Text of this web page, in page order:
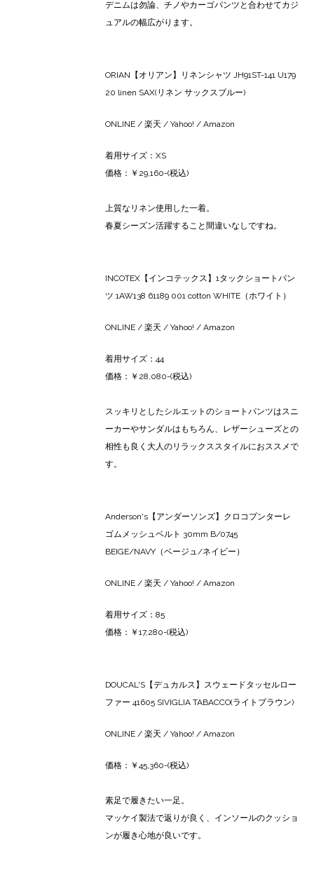
デニムは勿論、チノやカーゴパンツと合わせてカジ
ュアルの幅広がります。
ORIAN【オリアン】リネンシャツ JH91ST-141 U179
20 linen SAX(リネン サックスブルー)
ONLINE/ 楽天 / Yahoo! / Amazon
着用サイズ：XS
価格：￥29,160-(税込)
上質なリネン使用した一着。
春夏シーズン活躍すること間違いなしですね。
INCOTEX【インコテックス】1タックショートパン
ツ 1AW138 61189 001 cotton WHITE（ホワイト）
ONLINE/ 楽天 / Yahoo! / Amazon
着用サイズ：44
価格：￥28,080-(税込)
スッキリとしたシルエットのショートパンツはスニ
ーカーやサンダルはもちろん、レザーシューズとの
相性も良く大人のリラックススタイルにおススメで
す。
Anderson's【アンダーソンズ】クロコプンターレ
ゴムメッシュベルト 30mm B/0745
BEIGE/NAVY（ベージュ/ネイビー）
ONLINE/ 楽天 / Yahoo! / Amazon
着用サイズ：85
価格：￥17,280-(税込)
DOUCAL'S【デュカルス】スウェードタッセルロー
ファー 41605 SIVIGLIA TABACCO(ライトブラウン)
ONLINE/ 楽天 / Yahoo! / Amazon
価格：￥45,360-(税込)
素足で履きたい一足。
マッケイ製法で返りが良く、インソールのクッショ
ンが履き心地が良いです。